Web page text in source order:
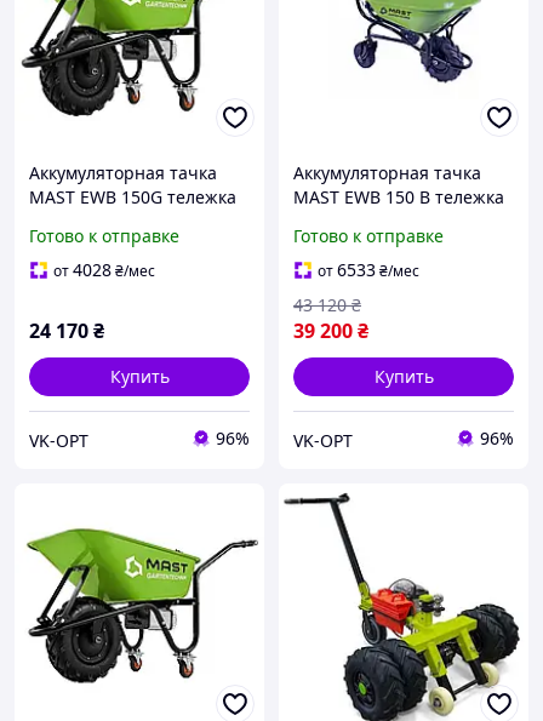
Аккумуляторная тачка
MAST EWB 150G тележка
Готово к отправке
от4028₴/мес
24 170₴
Купить
VK-OPT 96%
Аккумуляторная тачка
MAST EWB 150 B тележка
Готово к отправке
от6533₴/мес
39 200₴
43 120 ₴
Купить
VK-OPT 96%